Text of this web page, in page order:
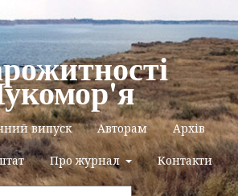
випуск Авторам Архів
Про журнал Контакти